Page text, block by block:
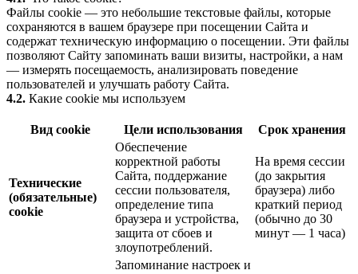
Файлы cookie — это небольшие текстовые файлы, которые
сохраняются в вашем браузере при посещении Сайта и
содержат техническую информацию о посещении. Эти файлы
позволяют Сайту запоминать ваши визиты, настройки, а нам
— измерять посещаемость, анализировать поведение
пользователей и улучшать работу Сайта.
4.2. Какие cookie мы используем
Вид cookie Цели использования Срок хранения
Технические
(обязательные)
cookie
Обеспечение
корректной работы
Сайта, поддержание
сессии пользователя,
определение типа
браузера и устройства,
защита от сбоев и
злоупотреблений.
На время сессии
(до закрытия
браузера) либо
краткий период
(обычно до 30
минут — 1 часа)
Запоминание настроек и